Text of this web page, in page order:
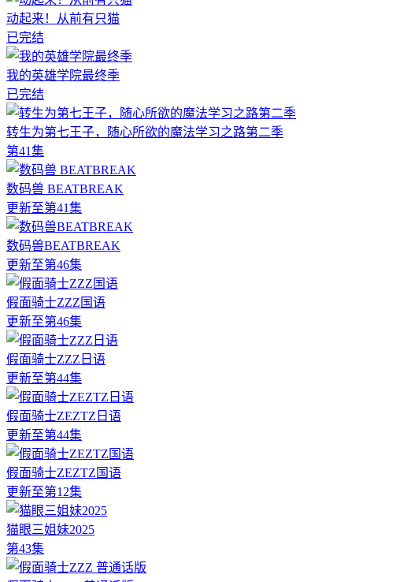
动起来！从前有只猫
已完结
我的英雄学院最终季
已完结
转生为第七王子，随心所欲的魔法学习之路第二季
第41集
数码兽 BEATBREAK
更新至第41集
数码兽BEATBREAK
更新至第46集
假面骑士ZZZ国语
更新至第46集
假面骑士ZZZ日语
更新至第44集
假面骑士ZEZTZ日语
更新至第44集
假面骑士ZEZTZ国语
更新至第12集
猫眼三姐妹2025
第43集